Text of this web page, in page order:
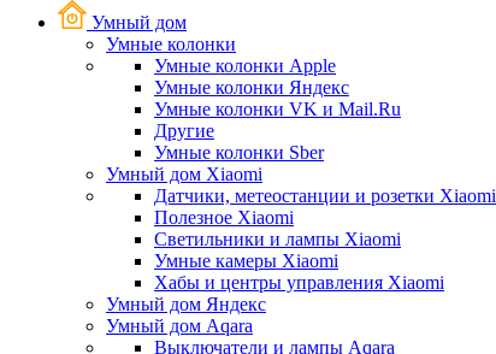
Умный дом
Умные колонки
Умные колонки Apple
Умные колонки Яндекс
Умные колонки VK и Mail.Ru
Другие
Умные колонки Sber
Умный дом Xiaomi
Датчики, метеостанции и розетки Xiaomi
Полезное Xiaomi
Светильники и лампы Xiaomi
Умные камеры Xiaomi
Хабы и центры управления Xiaomi
Умный дом Яндекс
Умный дом Aqara
Выключатели и лампы Aqara